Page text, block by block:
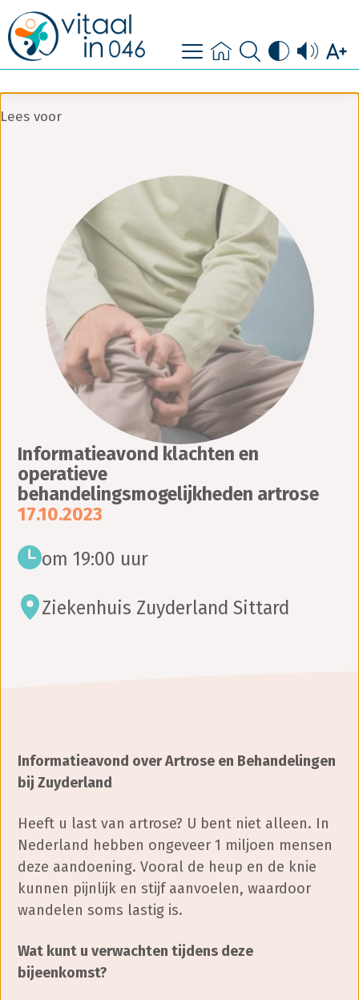
doe mee
Lees voor
Informatieavond klachten en
operatieve
behandelingsmogelijkheden artrose
17.10.2023
om 19:00 uur
Ziekenhuis Zuyderland Sittard
Informatieavond over Artrose en Behandelingen
bij Zuyderland
Heeft u last van artrose? U bent niet alleen. In
Nederland hebben ongeveer 1 miljoen mensen
deze aandoening. Vooral de heup en de knie
kunnen pijnlijk en stijf aanvoelen, waardoor
wandelen soms lastig is.
Wat kunt u verwachten tijdens deze
bijeenkomst?